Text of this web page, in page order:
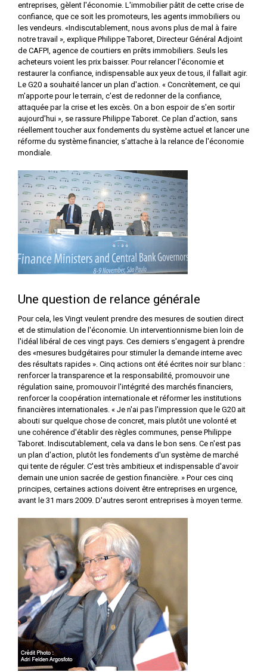
entreprises, gèlent l'économie. L'immobilier pâtit de cette crise de
confiance, que ce soit les promoteurs, les agents immobiliers ou
les vendeurs. «Indiscutablement, nous avons plus de mal à faire
notre travail », explique Philippe Taboret, Directeur Général Adjoint
de CAFPI, agence de courtiers en prêts immobiliers. Seuls les
acheteurs voient les prix baisser. Pour relancer l'économie et
restaurer la confiance, indispensable aux yeux de tous, il fallait agir.
Le G20 a souhaité lancer un plan d'action. « Concrètement, ce qui
m'apporte pour le terrain, c'est de redonner de la confiance,
attaquée par la crise et les excès. On a bon espoir de s'en sortir
aujourd'hui », se rassure Philippe Taboret. Ce plan d'action, sans
réellement toucher aux fondements du système actuel et lancer une
réforme du système financier, s'attache à la relance de l'économie
mondiale.
Une question de relance générale
Pour cela, les Vingt veulent prendre des mesures de soutien direct
et de stimulation de l'économie. Un interventionnisme bien loin de
l'idéal libéral de ces vingt pays. Ces derniers s'engagent à prendre
des «mesures budgétaires pour stimuler la demande interne avec
des résultats rapides ». Cinq actions ont été écrites noir sur blanc :
renforcer la transparence et la responsabilité, promouvoir une
régulation saine, promouvoir l'intégrité des marchés financiers,
renforcer la coopération internationale et réformer les institutions
financières internationales. « Je n'ai pas l'impression que le G20 ait
abouti sur quelque chose de concret, mais plutôt une volonté et
une cohérence d'établir des règles communes, pense Philippe
Taboret. Indiscutablement, cela va dans le bon sens. Ce n'est pas
un plan d'action, plutôt les fondements d'un système de marché
qui tente de réguler. C'est très ambitieux et indispensable d'avoir
demain une union sacrée de gestion financière. » Pour ces cinq
principes, certaines actions doivent être entreprises en urgence,
avant le 31 mars 2009. D'autres seront entreprises à moyen terme.